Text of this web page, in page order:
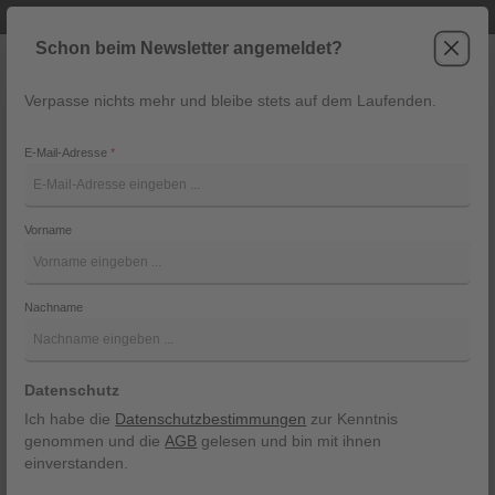
Navigation
Bildergalerie überspringen
Schon beim Newsletter angemeldet?
Verpasse nichts mehr und bleibe stets auf dem Laufenden.
E-Mail-Adresse*
Vorname
Nachname
Datenschutz
Ich habe die Datenschutzbestimmungen zur Kenntnis
genommen und dieAGB gelesen und bin mit ihnen
einverstanden.